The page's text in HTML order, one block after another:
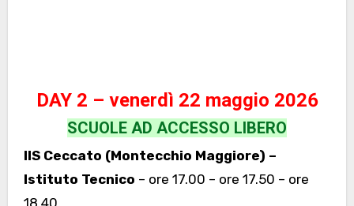
DAY 2 – venerdì 22 maggio 2026
SCUOLE AD ACCESSO LIBERO
IIS Ceccato (Montecchio Maggiore) –
Istituto Tecnico – ore 17.00 – ore 17.50 – ore
18.40